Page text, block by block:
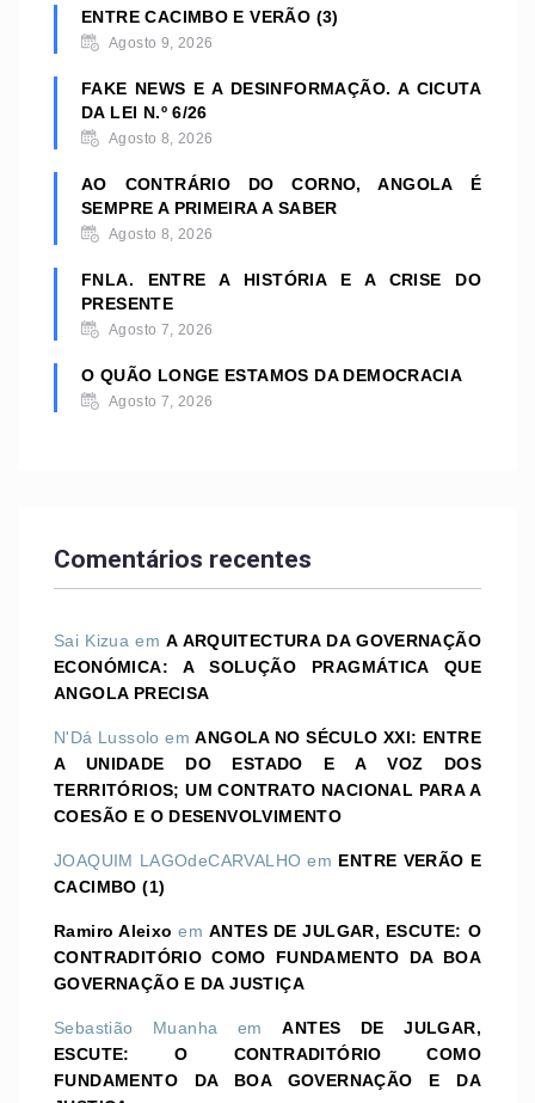
ENTRE CACIMBO E VERÃO (3)
Agosto 9, 2026
FAKE NEWS E A DESINFORMAÇÃO. A CICUTA
DA LEI N.º 6/26
Agosto 8, 2026
AO CONTRÁRIO DO CORNO, ANGOLA É
SEMPRE A PRIMEIRA A SABER
Agosto 8, 2026
FNLA. ENTRE A HISTÓRIA E A CRISE DO
PRESENTE
Agosto 7, 2026
O QUÃO LONGE ESTAMOS DA DEMOCRACIA
Agosto 7, 2026
Comentários recentes
Sai Kizua emA ARQUITECTURA DA GOVERNAÇÃO
ECONÓMICA: A SOLUÇÃO PRAGMÁTICA QUE
ANGOLA PRECISA
N'Dá Lussolo emANGOLA NO SÉCULO XXI: ENTRE
A UNIDADE DO ESTADO E A VOZ DOS
TERRITÓRIOS; UM CONTRATO NACIONAL PARA A
COESÃO E O DESENVOLVIMENTO
JOAQUIM LAGOdeCARVALHO em ENTRE VERÃO E
CACIMBO (1)
Ramiro Aleixo emANTES DE JULGAR, ESCUTE: O
CONTRADITÓRIO COMO FUNDAMENTO DA BOA
GOVERNAÇÃO E DA JUSTIÇA
Sebastião Muanha emANTES DE JULGAR,
ESCUTE: O CONTRADITÓRIO COMO
FUNDAMENTO DA BOA GOVERNAÇÃO E DA